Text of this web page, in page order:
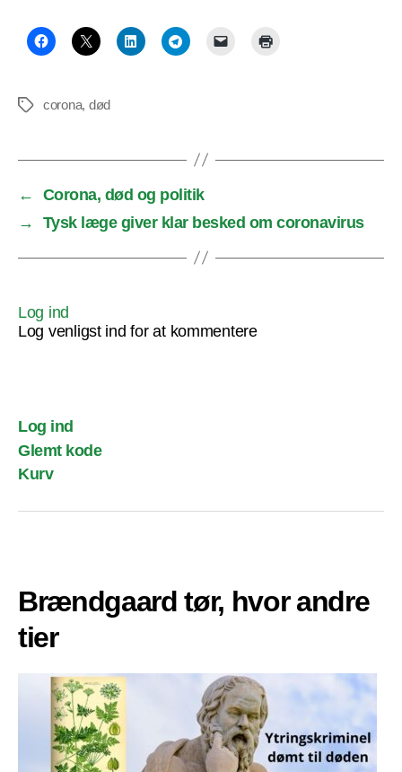
Tagscorona, død
←
Corona, død og politik
→
Tysk læge giver klar besked om coronavirus
Log ind
Log venligst ind for at kommentere
Log ind
Glemt kode
Kurv
Brændgaard tør, hvor andre
tier